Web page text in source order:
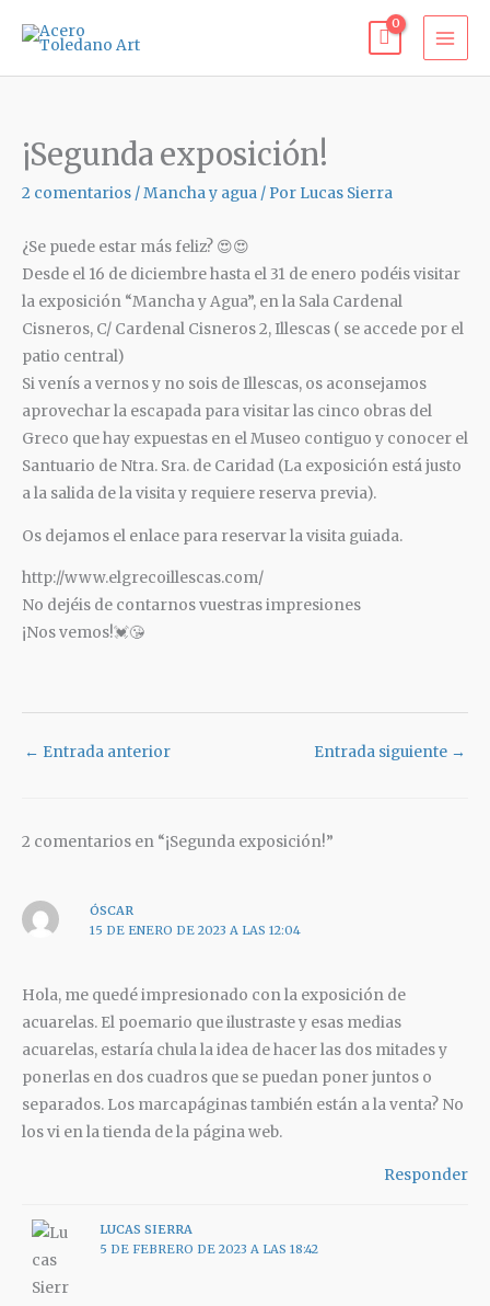
¡Segunda exposición!
2 comentarios /Mancha y agua / Por Lucas Sierra
¿Se puede estar más feliz? 😍😍
Desde el 16 de diciembre hasta el 31 de enero podéis visitar
la exposición “Mancha y Agua”, en la Sala Cardenal
Cisneros, C/ Cardenal Cisneros 2, Illescas ( se accede por el
patio central)
Si venís a vernos y no sois de Illescas, os aconsejamos
aprovechar la escapada para visitar las cinco obras del
Greco que hay expuestas en el Museo contiguo y conocer el
Santuario de Ntra. Sra. de Caridad (La exposición está justo
a la salida de la visita y requiere reserva previa).
Os dejamos el enlace para reservar la visita guiada.
http://www.elgrecoillescas.com/
No dejéis de contarnos vuestras impresiones
¡Nos vemos!💓😘
← Entrada anterior Entrada siguiente →
2 comentarios en “¡Segunda exposición!”
ÓSCAR
15 DE ENERO DE 2023 A LAS 12:04
Hola, me quedé impresionado con la exposición de
acuarelas. El poemario que ilustraste y esas medias
acuarelas, estaría chula la idea de hacer las dos mitades y
ponerlas en dos cuadros que se puedan poner juntos o
separados. Los marcapáginas también están a la venta? No
los vi en la tienda de la página web.
Responder
LUCAS SIERRA
5 DE FEBRERO DE 2023 A LAS 18:42